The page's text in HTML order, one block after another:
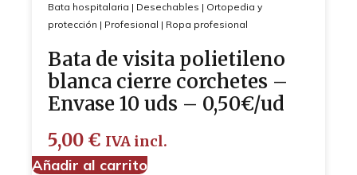
Bata hospitalaria | Desechables | Ortopedia y
protección | Profesional | Ropa profesional
Bata de visita polietileno
blanca cierre corchetes –
Envase 10 uds – 0,50€/ud
5,00 € IVA incl.
Añadir al carrito